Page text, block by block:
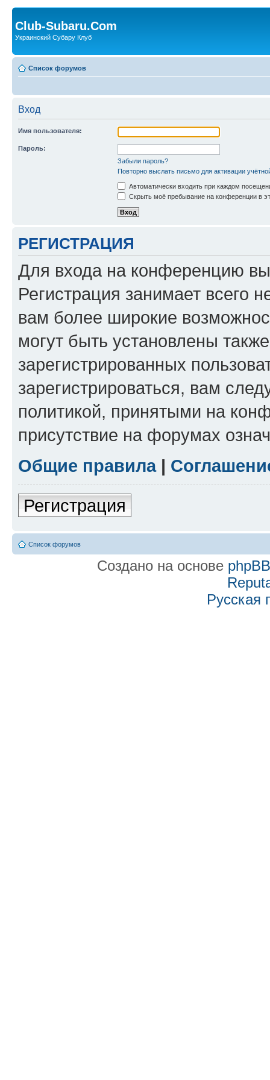
Club-Subaru.Com
Украинский Субару Клуб
Список форумов
Вход
Имя пользователя:
Пароль:
Забыли пароль?
Повторно выслать письмо для активации
Автоматически входить при каждом
Скрыть моё пребывание на конференции в
РЕГИСТРАЦИЯ
Для входа на конференцию
Регистрация занимает всего
вам более широкие
могут быть установлены
зарегистрированных
зарегистрироваться, вам
политикой, принятыми на
присутствие на форумах
Общие правила|
Регистрация
Список форумов
Создано на основе phpBB
Русская